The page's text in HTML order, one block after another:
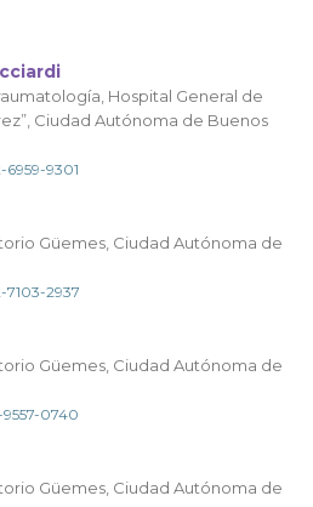
Hospital General de
Ciudad Autónoma de Buenos
9301
Güemes, Ciudad Autónoma de
2937
Güemes, Ciudad Autónoma de
0740
Güemes, Ciudad Autónoma de